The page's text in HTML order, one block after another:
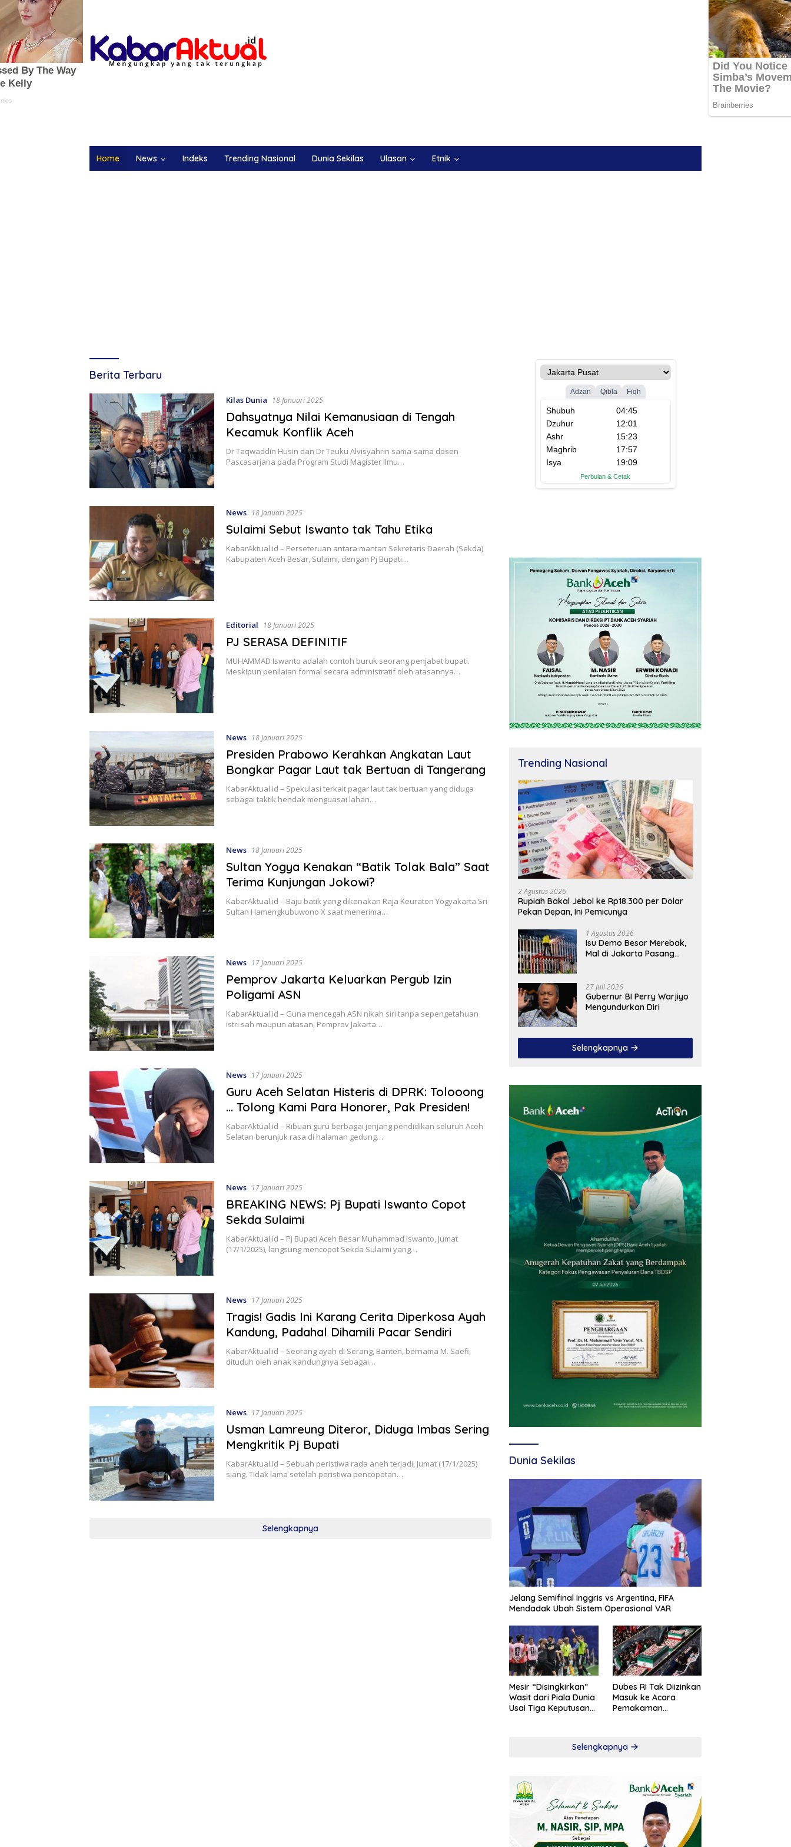
Home News Indeks Trending Nasional Dunia Sekilas Ulasan Etnik
Kabar
Berita Terbaru
Kilas Dunia 18 Januari 2025
Dahsyatnya Nilai Kemanusiaan di Tengah
Kecamuk Konflik Aceh
Dr Taqwaddin Husin dan Dr Teuku Alvisyahrin sama-sama dosen
Pascasarjana pada Program Studi Magister Ilmu…
News 18 Januari 2025
Sulaimi Sebut Iswanto tak Tahu Etika
KabarAktual.id – Perseteruan antara mantan Sekretaris Daerah (Sekda)
Kabupaten Aceh Besar, Sulaimi, dengan Pj Bupati…
Editorial 18 Januari 2025
PJ SERASA DEFINITIF
MUHAMMAD Iswanto adalah contoh buruk seorang penjabat bupati.
Meskipun penilaian formal secara administratif oleh atasannya…
News 18 Januari 2025
Presiden Prabowo Kerahkan Angkatan Laut
Bongkar Pagar Laut tak Bertuan di Tangerang
KabarAktual.id – Spekulasi terkait pagar laut tak bertuan yang diduga
sebagai taktik hendak menguasai lahan…
News 18 Januari 2025
Sultan Yogya Kenakan “Batik Tolak Bala” Saat
Terima Kunjungan Jokowi?
KabarAktual.id – Baju batik yang dikenakan Raja Keuraton Yogyakarta Sri
Sultan Hamengkubuwono X saat menerima…
News 17 Januari 2025
Pemprov Jakarta Keluarkan Pergub Izin
Poligami ASN
KabarAktual.id – Guna mencegah ASN nikah siri tanpa sepengetahuan
istri sah maupun atasan, Pemprov Jakarta…
News 17 Januari 2025
Guru Aceh Selatan Histeris di DPRK: Tolooong
… Tolong Kami Para Honorer, Pak Presiden!
KabarAktual.id – Ribuan guru berbagai jenjang pendidikan seluruh Aceh
Selatan berunjuk rasa di halaman gedung…
News 17 Januari 2025
BREAKING NEWS: Pj Bupati Iswanto Copot
Sekda Sulaimi
KabarAktual.id – Pj Bupati Aceh Besar Muhammad Iswanto, Jumat
(17/1/2025), langsung mencopot Sekda Sulaimi yang…
News 17 Januari 2025
Tragis! Gadis Ini Karang Cerita Diperkosa Ayah
Kandung, Padahal Dihamili Pacar Sendiri
KabarAktual.id – Seorang ayah di Serang, Banten, bernama M. Saefi,
dituduh oleh anak kandungnya sebagai…
News 17 Januari 2025
Usman Lamreung Diteror, Diduga Imbas Sering
Mengkritik Pj Bupati
KabarAktual.id – Sebuah peristiwa rada aneh terjadi, Jumat (17/1/2025)
siang. Tidak lama setelah peristiwa pencopotan…
Selengkapnya
Trending Nasional
2 Agustus 2026
Rupiah Bakal Jebol ke Rp18.300 per Dolar
Pekan Depan, Ini Pemicunya
1 Agustus 2026
Isu Demo Besar Merebak,
Mal di Jakarta Pasang
27 Juli 2026
Gubernur BI Perry Warjiyo
Mengundurkan Diri
Selengkapnya
Dunia Sekilas
Jelang Semifinal Inggris vs Argentina, FIFA
Mendadak Ubah Sistem Operasional VAR
Mesir “Disingkirkan”
Wasit dari Piala Dunia
Usai Tiga Keputusan
Dubes RI Tak Diizinkan
Masuk ke Acara
Pemakaman
Selengkapnya